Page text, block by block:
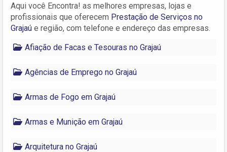
Aqui você Encontra! as melhores empresas, lojas e
profissionais que oferecem Prestação de Serviços no
Grajaú e região, com telefone e endereço das empresas.
Afiação de Facas e Tesouras no Grajaú
Agências de Emprego no Grajaú
Armas de Fogo em Grajaú
Armas e Munição em Grajaú
Arquitetura no Grajaú